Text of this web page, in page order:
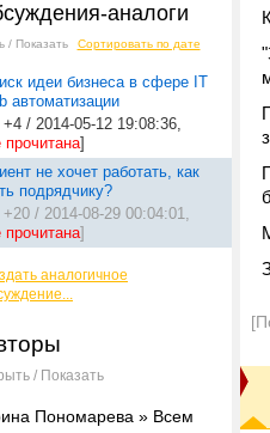
аналоги
/ Показать Сортировать по дате
идеи бизнеса в сфере IT
автоматизации
+4 / 2014-05-12 19:08:36,
прочитана]
не хочет работать, как
подрядчику?
+20 / 2014-08-29 00:04:01,
прочитана]
аналогичное
/ Показать
Пономарева » Всем